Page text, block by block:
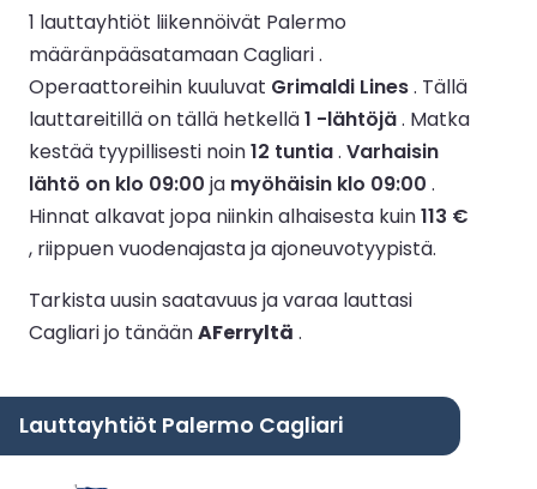
1 lauttayhtiöt liikennöivät Palermo
määränpääsatamaan Cagliari .
Operaattoreihin kuuluvat Grimaldi Lines. Tällä
lauttareitillä on tällä hetkellä1 -lähtöjä. Matka
kestää tyypillisesti noin12 tuntia. Varhaisin
lähtö on klo 09:00 ja myöhäisin klo 09:00 .
Hinnat alkavat jopa niinkin alhaisesta kuin113 €
, riippuen vuodenajasta ja ajoneuvotyypistä.
Tarkista uusin saatavuus ja varaa lauttasi
Cagliari jo tänäänAFerryltä .
Lauttayhtiöt Palermo Cagliari